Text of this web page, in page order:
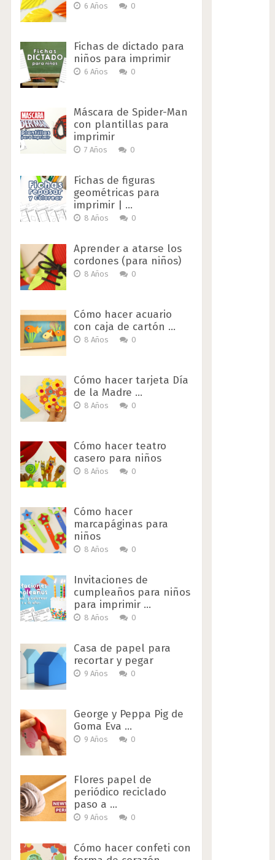
6 Años 0
Fichas de dictado para
niños para imprimir
6 Años 0
Máscara de Spider-Man
con plantillas para
imprimir
7 Años 0
Fichas de figuras
geométricas para
imprimir | …
8 Años 0
Aprender a atarse los
cordones (para niños)
8 Años 0
Cómo hacer acuario
con caja de cartón …
8 Años 0
Cómo hacer tarjeta Día
de la Madre …
8 Años 0
Cómo hacer teatro
casero para niños
8 Años 0
Cómo hacer
marcapáginas para
niños
8 Años 0
Invitaciones de
cumpleaños para niños
para imprimir …
8 Años 0
Casa de papel para
recortar y pegar
9 Años 0
George y Peppa Pig de
Goma Eva …
9 Años 0
Flores papel de
periódico reciclado
paso a …
9 Años 0
Cómo hacer confeti con